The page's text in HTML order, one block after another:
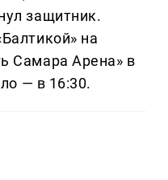
защитник.
на
Самара Арена» в
— в 16:30.